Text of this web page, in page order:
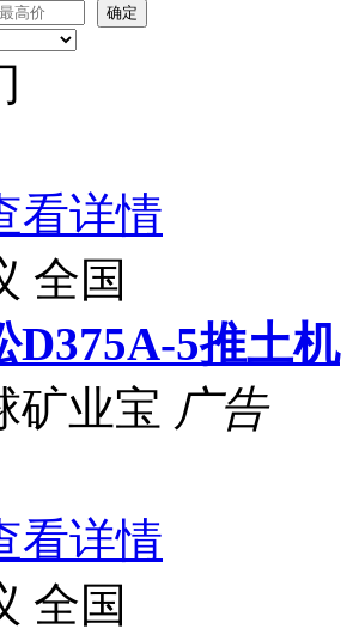
确定
看详情
全国
D375A-5推土机
矿业宝 广告
看详情
全国